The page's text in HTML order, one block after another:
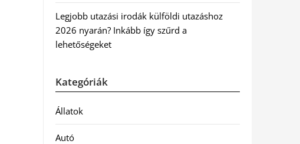
Legjobb utazási irodák külföldi utazáshoz
2026 nyarán? Inkább így szűrd a
lehetőségeket
Kategóriák
Állatok
Autó